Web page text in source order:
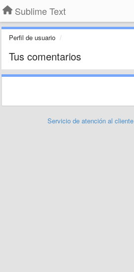
Sublime Text
Perfil de usuario
Tus comentarios
Servicio de atención al cliente